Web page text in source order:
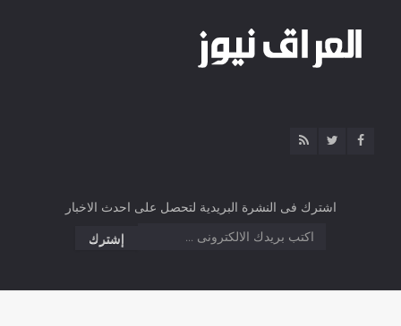
اشترك فى النشرة البريدية لتحصل على احدث الاخبار